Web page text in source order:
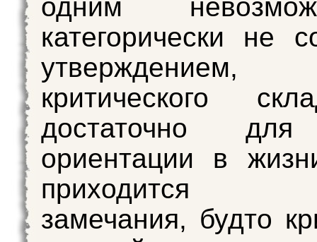
одним
категорически не
критического
достаточно
ориентации в
приходится
замечания, будто